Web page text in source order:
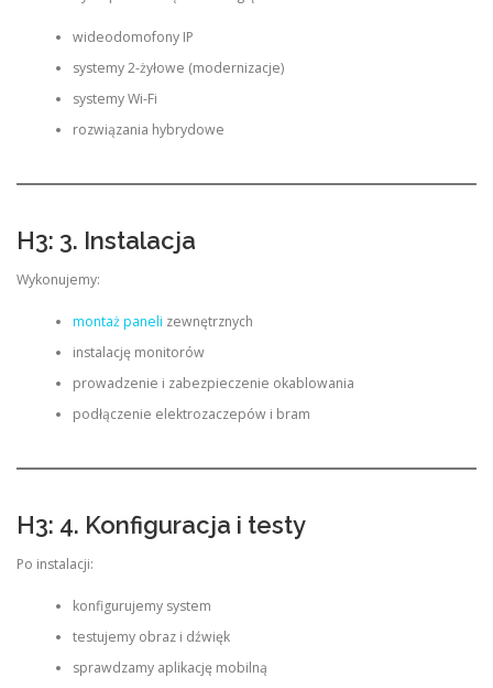
wideodomofony IP
systemy 2-żyłowe (modernizacje)
systemy Wi-Fi
rozwiązania hybrydowe
H3: 3. Instalacja
Wykonujemy:
montaż paneli zewnętrznych
instalację monitorów
prowadzenie i zabezpieczenie okablowania
podłączenie elektrozaczepów i bram
H3: 4. Konfiguracja i testy
Po instalacji:
konfigurujemy system
testujemy obraz i dźwięk
sprawdzamy aplikację mobilną